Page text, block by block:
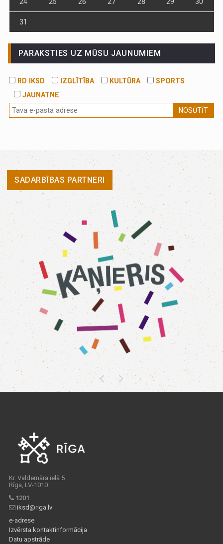
31
PARAKSTIES UZ MŪSU JAUNUMIEM
RD IKSD IZGLĪTĪBA KULTŪRA
SPORTS
JAUNATNE
NOSŪTĪT
SADARBĪBAS PARTNERI
Kr. Valdemāra ielā 5
Rīga, LV-1010
1201
iksd@riga.lv
e-adrese
Izvērsta kontaktinformācija
Datu apstrāde